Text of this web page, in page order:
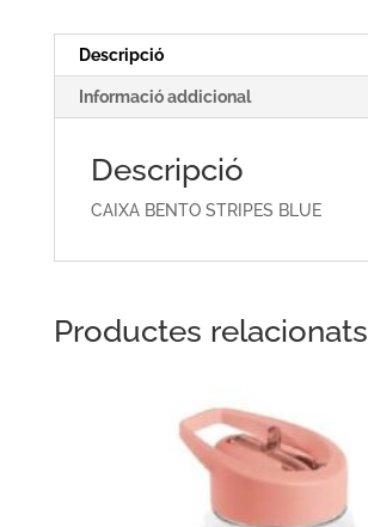
Descripció
Informació addicional
Descripció
CAIXA BENTO STRIPES BLUE
Productes relacionats